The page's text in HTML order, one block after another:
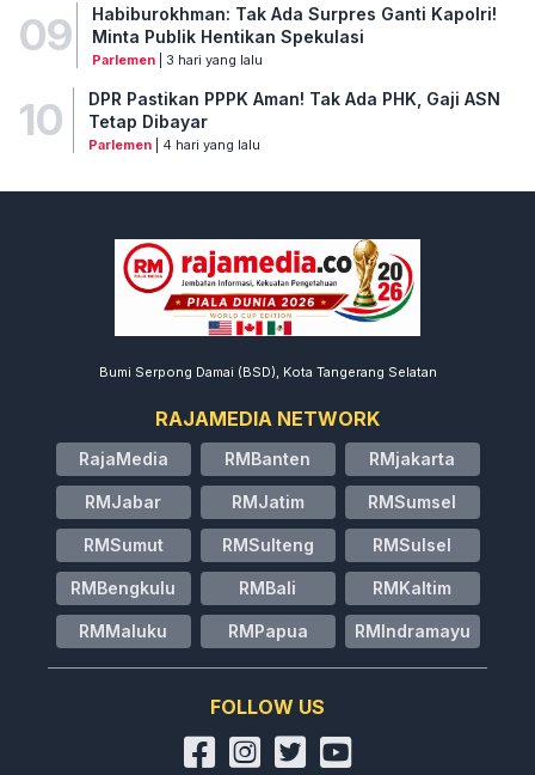
09
Habiburokhman: Tak Ada Surpres Ganti Kapolri!
Minta Publik Hentikan Spekulasi
Parlemen| 3 hari yang lalu
10
DPR Pastikan PPPK Aman! Tak Ada PHK, Gaji ASN
Tetap Dibayar
Parlemen| 4 hari yang lalu
Bumi Serpong Damai (BSD), Kota Tangerang Selatan
RAJAMEDIA NETWORK
RajaMedia RMBanten RMjakarta
RMJabar RMJatim RMSumsel
RMSumut RMSulteng RMSulsel
RMBengkulu RMBali RMKaltim
RMMaluku RMPapua RMIndramayu
FOLLOW US